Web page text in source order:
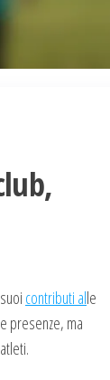
contributi alle
presenze, ma